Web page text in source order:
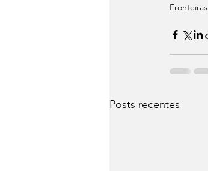
Fronteiras
Posts recentes